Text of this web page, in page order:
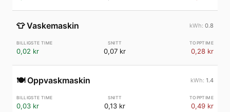
👕 Vaskemaskin 0.8
0,02 kr 0,07 kr 0,28 kr
🍽️ Oppvaskmaskin 1.4
0,03 kr 0,13 kr 0,49 kr